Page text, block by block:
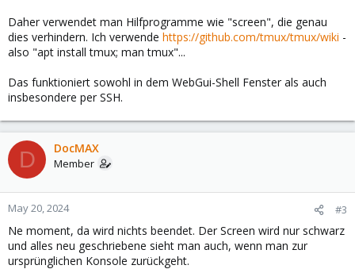
Daher verwendet man Hilfprogramme wie "screen", die genau
dies verhindern. Ich verwende https://github.com/tmux/tmux/wiki -
also "apt install tmux; man tmux"...
Das funktioniert sowohl in dem WebGui-Shell Fenster als auch
insbesondere per SSH.
D DocMAX
Member
May 20, 2024 #3
Ne moment, da wird nichts beendet. Der Screen wird nur schwarz
und alles neu geschriebene sieht man auch, wenn man zur
ursprünglichen Konsole zurückgeht.